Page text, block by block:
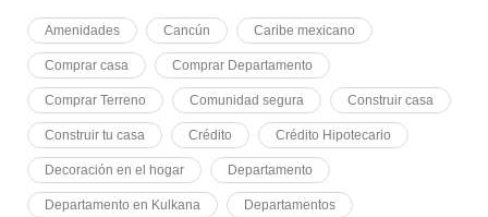
Amenidades Cancún Caribe mexicano
Comprar casa Comprar Departamento
Comprar Terreno Comunidad segura Construir casa
Construir tu casa Crédito Crédito Hipotecario
Decoración en el hogar Departamento
Departamento en Kulkana Departamentos